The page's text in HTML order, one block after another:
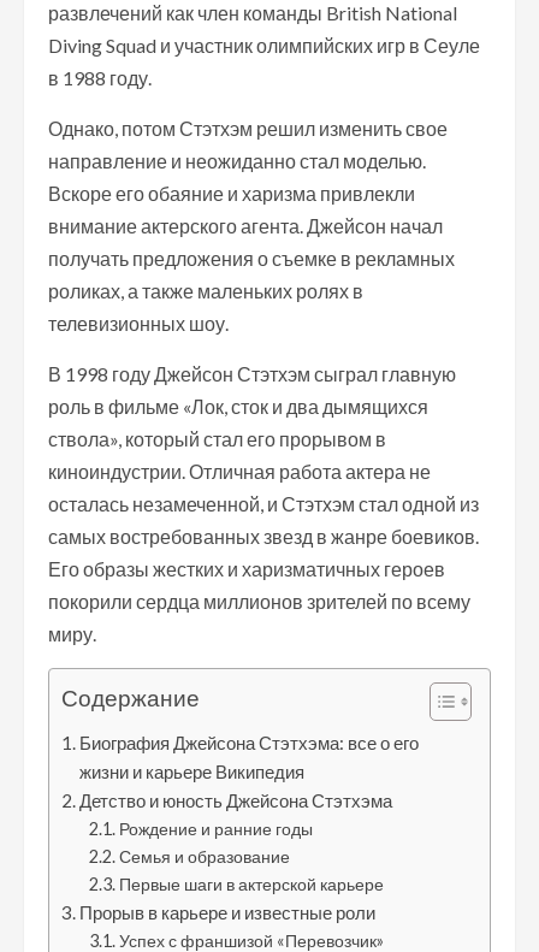
развлечений как член команды British National
Diving Squad и участник олимпийских игр в Сеуле
в 1988 году.
Однако, потом Стэтхэм решил изменить свое
направление и неожиданно стал моделью.
Вскоре его обаяние и харизма привлекли
внимание актерского агента. Джейсон начал
получать предложения о съемке в рекламных
роликах, а также маленьких ролях в
телевизионных шоу.
В 1998 году Джейсон Стэтхэм сыграл главную
роль в фильме «Лок, сток и два дымящихся
ствола», который стал его прорывом в
киноиндустрии. Отличная работа актера не
осталась незамеченной, и Стэтхэм стал одной из
самых востребованных звезд в жанре боевиков.
Его образы жестких и харизматичных героев
покорили сердца миллионов зрителей по всему
миру.
Содержание
Биография Джейсона Стэтхэма: все о его
жизни и карьере Википедия
Детство и юность Джейсона Стэтхэма
Рождение и ранние годы
Семья и образование
Первые шаги в актерской карьере
Прорыв в карьере и известные роли
Успех с франшизой «Перевозчик»